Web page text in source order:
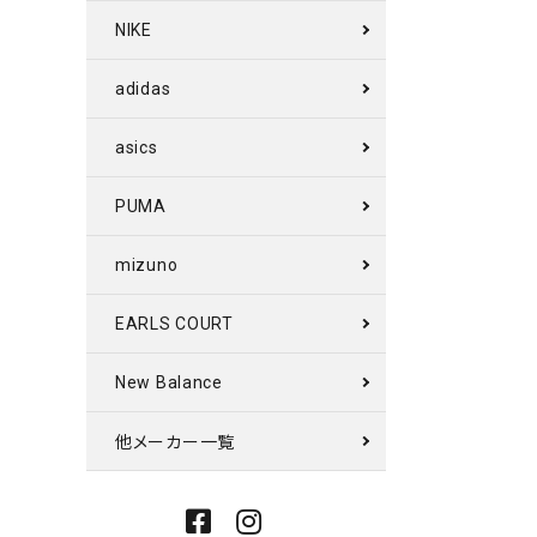
NIKE
adidas
asics
PUMA
mizuno
EARLS COURT
New Balance
他メーカー一覧